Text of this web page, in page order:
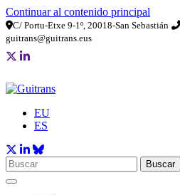
Continuar al contenido principal
C/ Portu-Etxe 9-1º, 20018-San Sebastián
guitrans@guitrans.eus
EU
ES
Buscar